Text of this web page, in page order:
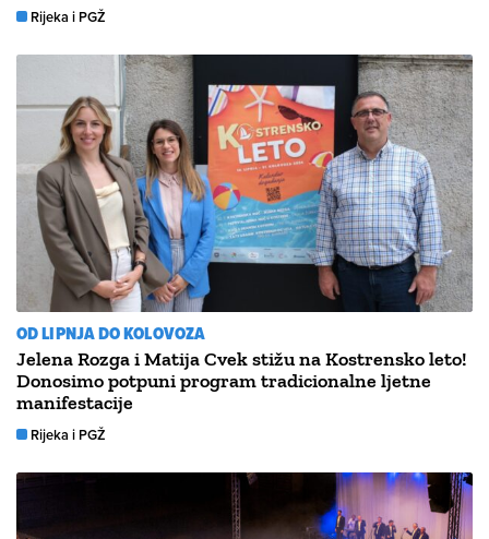
Rijeka i PGŽ
OD LIPNJA DO KOLOVOZA
Jelena Rozga i Matija Cvek stižu na Kostrensko leto!
Donosimo potpuni program tradicionalne ljetne
manifestacije
Rijeka i PGŽ